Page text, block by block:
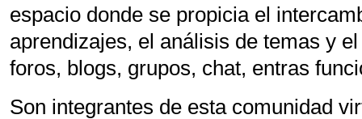
espacio donde se propicia el
aprendizajes, el análisis de temas y
foros, blogs, grupos, chat, entras
Son integrantes de esta comunidad